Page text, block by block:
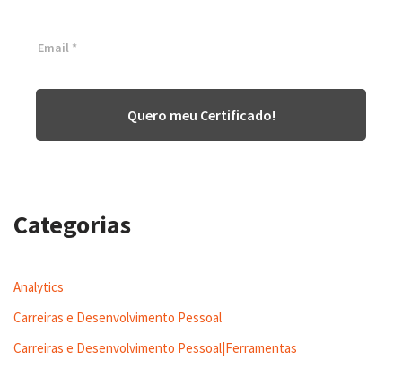
Quero meu Certificado!
Categorias
Analytics
Carreiras e Desenvolvimento Pessoal
Carreiras e Desenvolvimento Pessoal|Ferramentas